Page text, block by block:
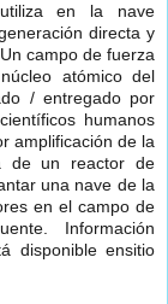
en la nave
directa y
campo de fuerza
atómico del
/ entregado por
humanos
amplificación de la
de un reactor de
una nave de la
en el campo de
Información
disponible ensitio